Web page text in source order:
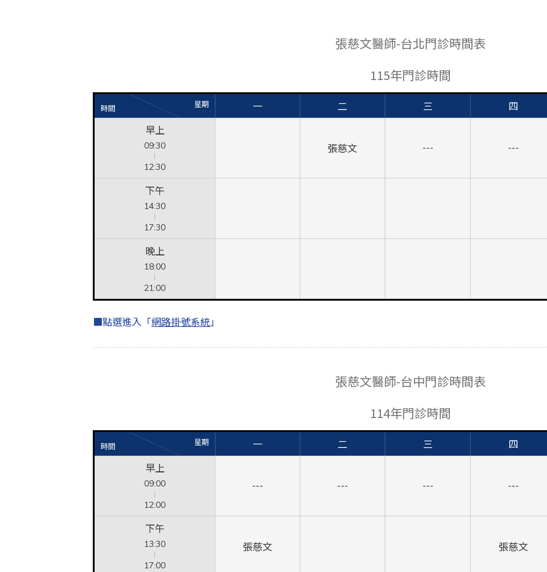
張慈文醫師-台北門診時間表
115年門診時間
星期
時間 一 二 三 四
早上
09:30
12:30
張慈文 --- ---
下午
14:30
17:30
晚上
18:00
21:00
■點選進入「網路掛號系統」
張慈文醫師-台中門診時間表
114年門診時間
星期
時間 一 二 三 四
早上
09:00
12:00
--- --- --- ---
下午
13:30
17:00
張慈文 張慈文